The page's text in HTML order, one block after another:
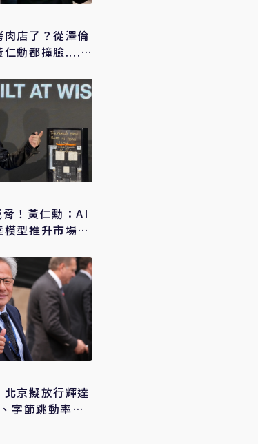
店了？從澤倫
仁勳都撞臉......
！黃仁勳：AI
型推升市場完
京擬放行輝達
字節跳動率先